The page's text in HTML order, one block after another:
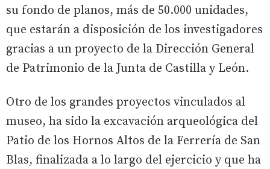
su fondo de planos, más de 50.000 unidades,
que estarán a disposición de los investigadores
gracias a un proyecto de la Dirección General
de Patrimonio de la Junta de Castilla y León.
Otro de los grandes proyectos vinculados al
museo, ha sido la excavación arqueológica del
Patio de los Hornos Altos de la Ferrería de San
Blas, finalizada a lo largo del ejercicio y que ha